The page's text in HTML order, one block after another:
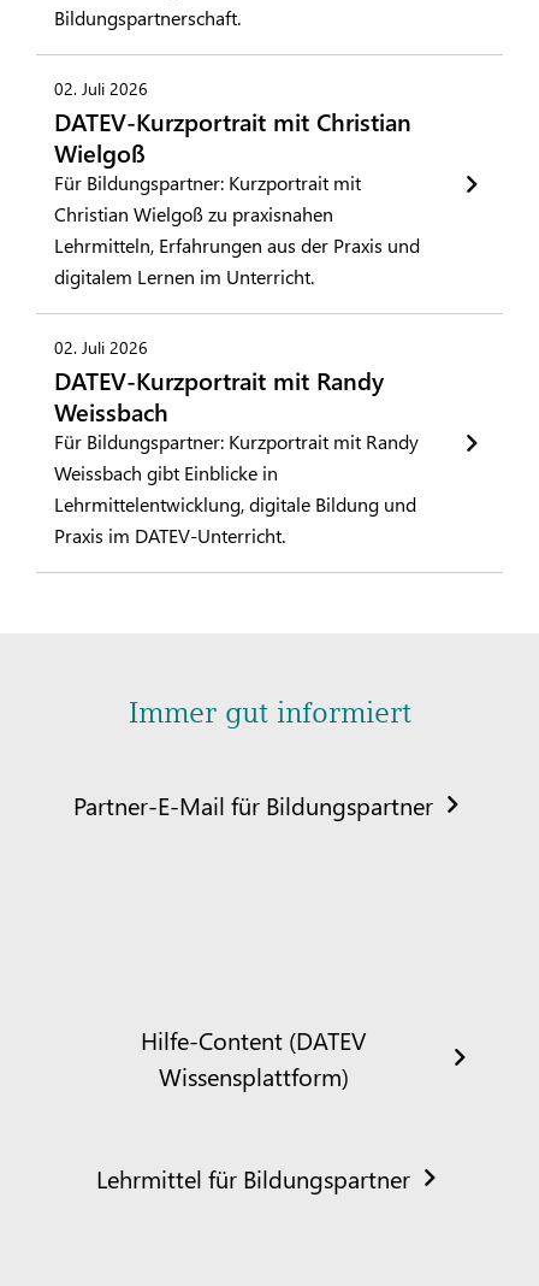
Bildungspartnerschaft.
02. Juli 2026
DATEV-Kurzportrait mit Christian
Wielgoß
Für Bildungspartner: Kurzportrait mit
Christian Wielgoß zu praxisnahen
Lehrmitteln, Erfahrungen aus der Praxis und
digitalem Lernen im Unterricht.
02. Juli 2026
DATEV-Kurzportrait mit Randy
Weissbach
Für Bildungspartner: Kurzportrait mit Randy
Weissbach gibt Einblicke in
Lehrmittelentwicklung, digitale Bildung und
Praxis im DATEV-Unterricht.
Immer gut informiert
Partner-E-Mail für Bildungspartner
Hilfe-Content (DATEV
Wissensplattform)
Lehrmittel für Bildungspartner